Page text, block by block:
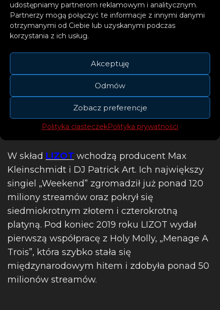
udostępniamy partnerom reklamowym i analitycznym.
Partnerzy mogą połączyć te informacje z innymi danymi
otrzymanymi od Ciebie lub uzyskanymi podczas
korzystania z ich usług.
Akceptuję
Odmów
Zobacz preferencje
Polityka ciasteczekPolityka prywatności
W skład LIZOT wchodzą producent Max
Kleinschmidt i DJ Patrick Art. Ich największy
singiel „Weekend” zgromadził już ponad 120
miliony streamów oraz pokrył się
siedmiokrotnym złotem i czterokrotną
platyną. Pod koniec 2019 roku LIZOT wydał
pierwszą współpracę z Holy Molly, „Menage A
Trois”, która szybko stała się
międzynarodowym hitem i zdobyła ponad 50
milionów streamów.